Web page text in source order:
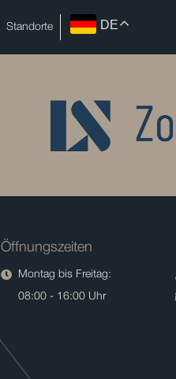
Standorte DE
Öffnungszeiten
Montag bis Freitag:
08:00 - 16:00 Uhr